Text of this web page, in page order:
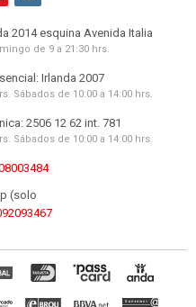
2014 esquina Avenida Italia
de 9 a 21:30 hrs.
Irlanda 2007
Sábados de 10:00 a 14:00 hrs.
2506 12 62 int. 781
Sábados de 10:00 a 14:00 hrs.
(solo